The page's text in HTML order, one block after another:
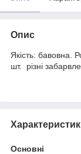
Опис
Якість: бавовна.
шт. різні
Основні